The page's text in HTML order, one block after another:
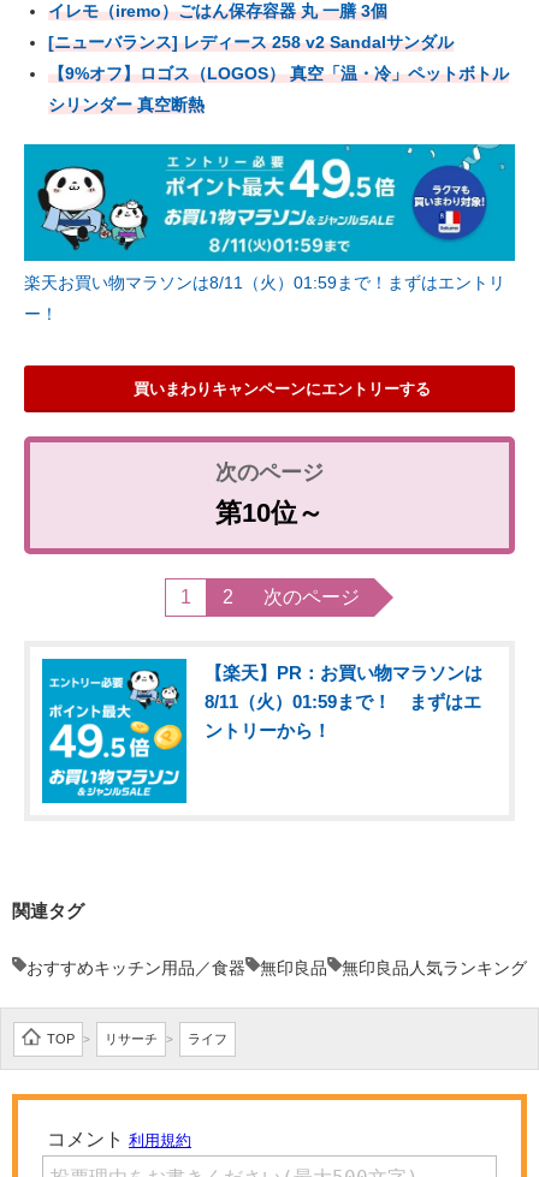
イレモ（iremo）ごはん保存容器 丸 一膳 3個
[ニューバランス] レディース 258 v2 Sandalサンダル
【9%オフ】ロゴス（LOGOS） 真空「温・冷」ペットボトル
シリンダー 真空断熱
楽天お買い物マラソンは8/11（火）01:59まで！まずはエントリ
ー！
買いまわりキャンペーンにエントリーする
第10位～
1 2 次のページ
【楽天】PR：お買い物マラソンは
8/11（火）01:59まで！ まずはエ
ントリーから！
関連タグ
おすすめキッチン用品／食器 無印良品 無印良品人気ランキング
TOP > リサーチ > ライフ